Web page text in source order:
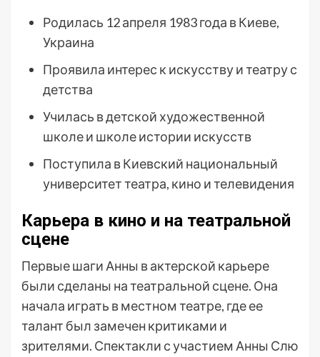
Родилась 12 апреля 1983 года в Киеве,
Украина
Проявила интерес к искусству и театру с
детства
Училась в детской художественной
школе и школе истории искусств
Поступила в Киевский национальный
университет театра, кино и телевидения
Карьера в кино и на театральной
сцене
Первые шаги Анны в актерской карьере
были сделаны на театральной сцене. Она
начала играть в местном театре, где ее
талант был замечен критиками и
зрителями. Спектакли с участием Анны Слю